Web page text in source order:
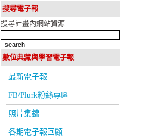
搜尋電子報
搜尋計畫內網站資源
數位典藏與學習電子報
最新電子報
FB/Plurk粉絲專區
照片集錦
各期電子報回顧